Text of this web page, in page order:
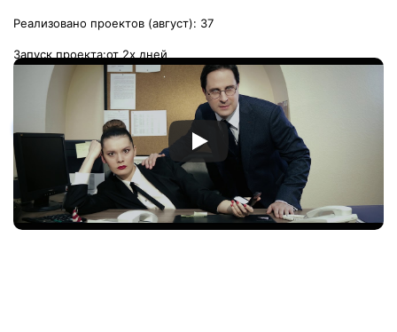
Реализовано проектов (август): 37
Запуск проекта:от 2х дней
Стоимость услуги: от 10 000 руб/мес
Заказать услугу